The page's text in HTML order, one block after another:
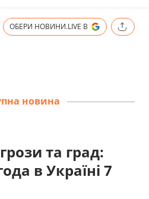
ОБЕРИ НОВИНИ.LIVE В
новина
та град:
в Україні 7